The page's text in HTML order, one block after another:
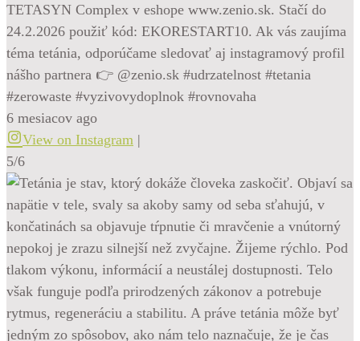
TETASYN Complex v eshope www.zenio.sk. Stačí do
24.2.2026 použiť kód: EKORESTART10. Ak vás zaujíma
téma tetánia, odporúčame sledovať aj instagramový profil
nášho partnera 👉 @zenio.sk #udrzatelnost #tetania
#zerowaste #vyzivovydoplnok #rovnovaha
6 mesiacov ago
View on Instagram |
5/6